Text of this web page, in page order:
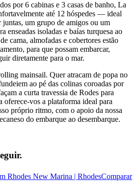
por 6 cabinas e 3 casas de banho, La
até 12 hóspedes — ideal
juntas, um grupo de amigos ou um
enseadas isoladas e baías turquesa ao
cama, almofadas e cobertores estão
para que possam embarcar,
diretamente para o mar.
mainsail. Quer atracam de popa no
ao pé das colinas coroadas por
a curta travessia de Rodes para
vos a plataforma ideal para
próprio ritmo, com o apoio da nossa
do embarque ao desembarque.
Rhodes New Marina | RhodesComparar